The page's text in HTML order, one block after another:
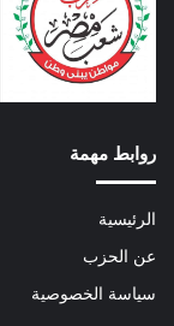
روابط مهمة
الرئيسية
عن الحزب
سياسة الخصوصية